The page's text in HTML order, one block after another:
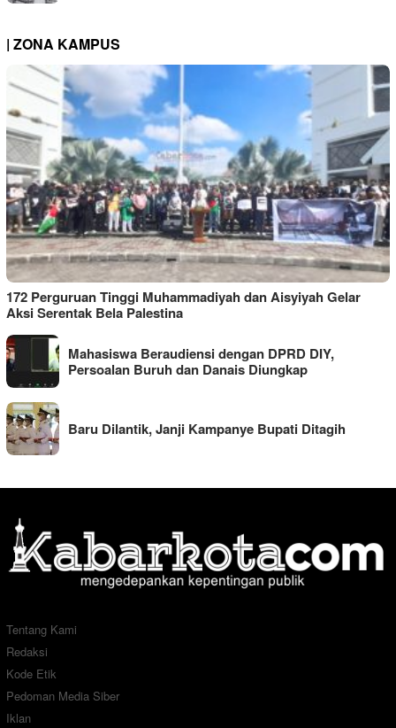
| ZONA KAMPUS
172 Perguruan Tinggi Muhammadiyah dan Aisyiyah Gelar
Aksi Serentak Bela Palestina
Mahasiswa Beraudiensi dengan DPRD DIY,
Persoalan Buruh dan Danais Diungkap
Baru Dilantik, Janji Kampanye Bupati Ditagih
Tentang Kami
Redaksi
Kode Etik
Pedoman Media Siber
Iklan